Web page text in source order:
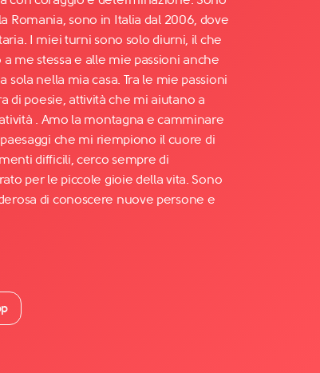
Romania, sono in Italia dal 2006, dove
I miei turni sono solo diurni, il che
me stessa e alle mie passioni anche
sola nella mia casa. Tra le mie passioni
di poesie, attività che mi aiutano a
. Amo la montagna e camminare
che mi riempiono il cuore di
difficili, cerco sempre di
per le piccole gioie della vita. Sono
di conoscere nuove persone e